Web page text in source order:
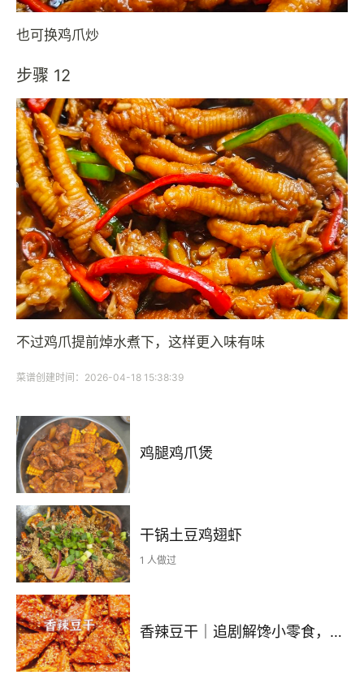
也可换鸡爪炒
步骤 12
不过鸡爪提前焯水煮下，这样更入味有味
菜谱创建时间：2026-04-18 15:38:39
鸡腿鸡爪煲
干锅土豆鸡翅虾
1 人做过
香辣豆干｜追剧解馋小零食，越吃越上头